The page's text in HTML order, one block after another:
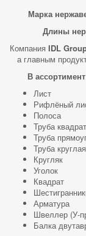
Марка
Длины
Компания IDL
а главным
В
Лист
Рифлёный
Полоса
Труба
Труба
Труба круглая
Кругляк
Уголок
Квадрат
Арматура
Швеллер (У-
Балка